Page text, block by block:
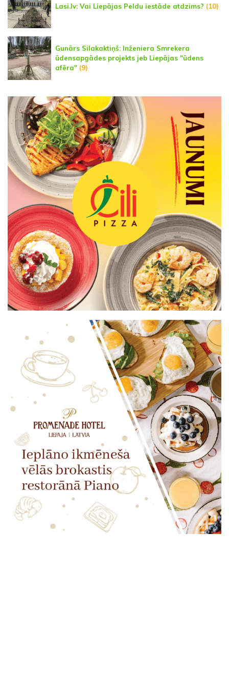
Lasi.lv: Vai Liepājas Peldu iestāde atdzims? (10)
Gunārs Silakaktiņš: Inženiera Smrekera
ūdensapgādes projekts jeb Liepājas "ūdens
afēra" (9)